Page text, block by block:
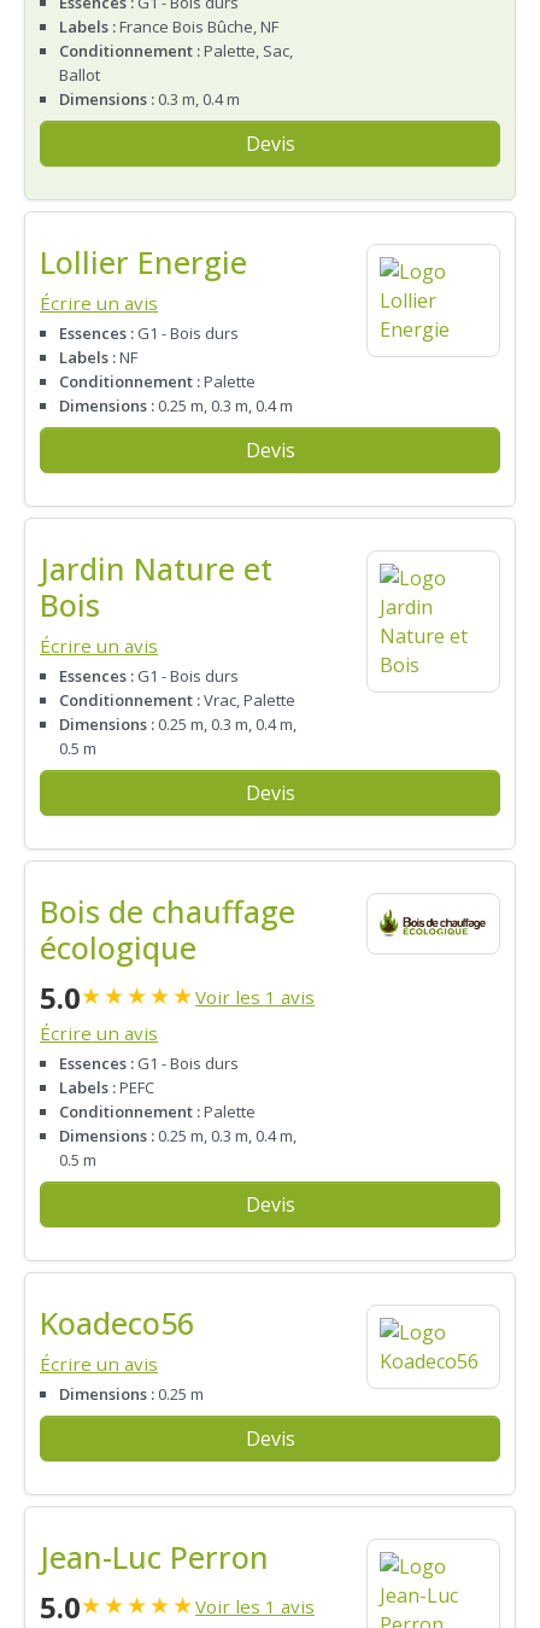
Labels :France Bois Bûche, NF
Conditionnement :Palette, Sac,
Ballot
Dimensions : 0.3 m, 0.4 m
Devis
Lollier Energie
Écrire un avis
Essences : G1 - Bois durs
Labels :NF
Conditionnement :Palette
Dimensions : 0.25 m, 0.3 m, 0.4 m
Devis
Jardin Nature et
Bois
Écrire un avis
Essences : G1 - Bois durs
Conditionnement :Vrac, Palette
Dimensions : 0.25 m, 0.3 m, 0.4 m,
0.5 m
Devis
Bois de chauffage
écologique
5.0★★★★★Voir les 1 avis
Écrire un avis
Essences : G1 - Bois durs
Labels :PEFC
Conditionnement :Palette
Dimensions : 0.25 m, 0.3 m, 0.4 m,
0.5 m
Devis
Koadeco56
Écrire un avis
Dimensions : 0.25 m
Devis
Jean-Luc Perron
5.0★★★★★Voir les 1 avis